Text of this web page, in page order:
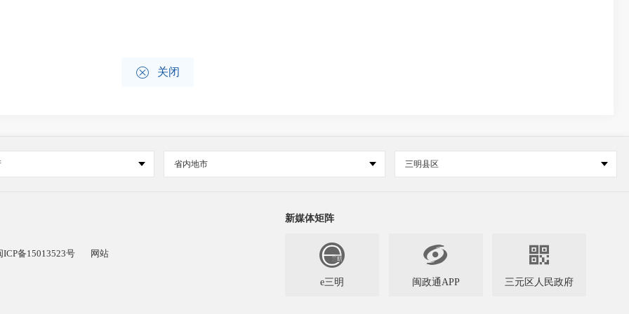
 关闭
省内地市 三明县区
ICP备15013523号 网站
新媒体矩阵
e三明

闽政通APP

三元区人民政府